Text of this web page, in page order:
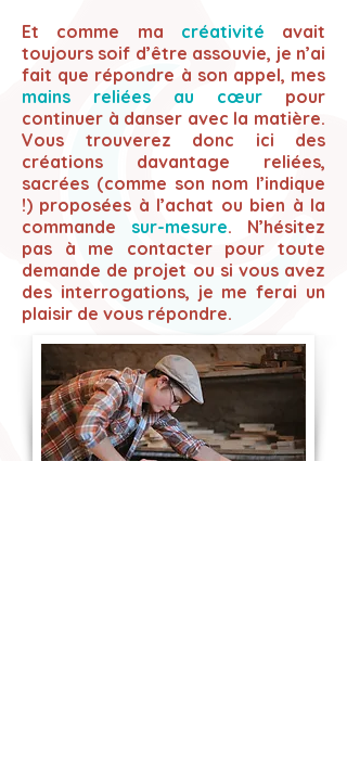
Et comme ma créativité avait
toujours soif d’être assouvie, je n’ai
fait que répondre à son appel, mes
mains reliées au cœur pour
continuer à danser avec la matière.
Vous trouverez donc ici des
créations davantage reliées,
sacrées (comme son nom l’indique
!) proposées à l’achat ou bien à la
commande sur-mesure. N’hésitez
pas à me contacter pour toute
demande de projet ou si vous avez
des interrogations, je me ferai un
plaisir de vous répondre.